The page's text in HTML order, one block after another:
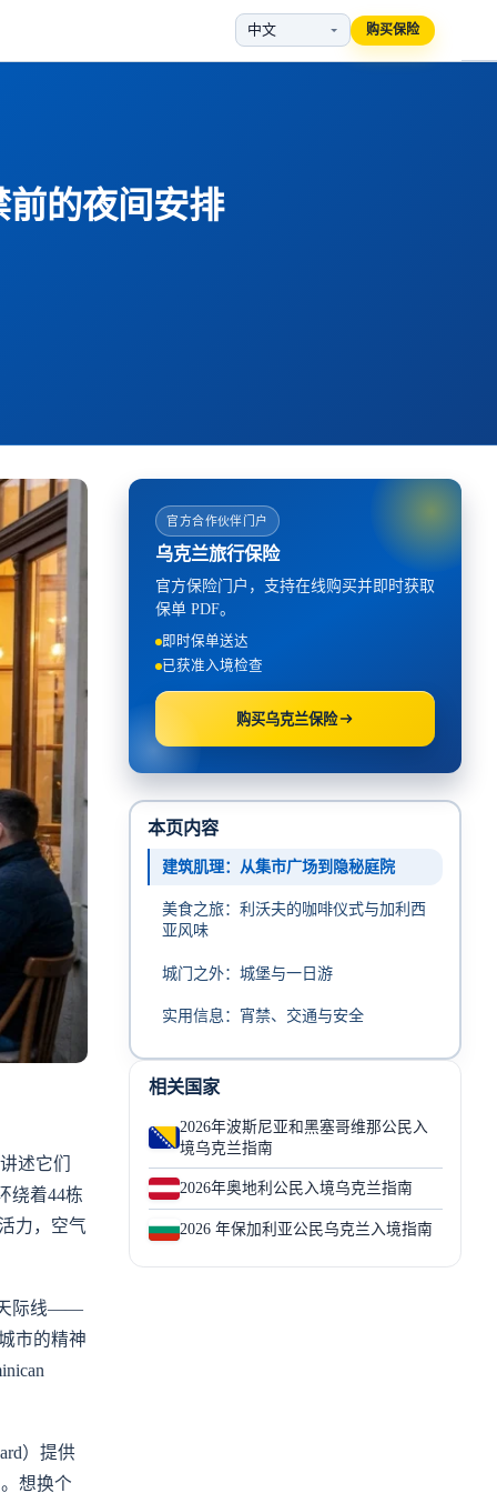
购买保险
的夜间安排
述它们
绕着44栋
力，空气
天际线——
市的精神
）提供
想换个
官方合作伙伴门户
乌克兰旅行保险
官方保险门户，支持在线购买并即时获取
保单 PDF。
即时保单送达
已获准入境检查
购买乌克兰保险
本页内容
建筑肌理：从集市广场到隐秘庭院
美食之旅：利沃夫的咖啡仪式与加利西
亚风味
城门之外：城堡与一日游
实用信息：宵禁、交通与安全
相关国家
2026年波斯尼亚和黑塞哥维那公民入
境乌克兰指南
2026年奥地利公民入境乌克兰指南
2026 年保加利亚公民乌克兰入境指南